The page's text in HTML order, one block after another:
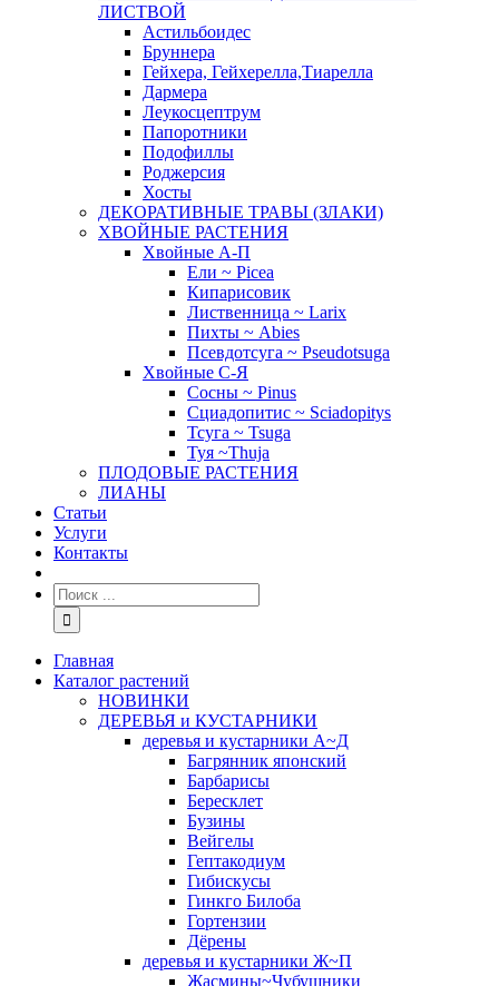
ЛИСТВОЙ
Астильбоидес
Бруннера
Гейхера, Гейхерелла,Тиарелла
Дармера
Леукосцептрум
Папоротники
Подофиллы
Роджерсия
Хосты
ДЕКОРАТИВНЫЕ ТРАВЫ (ЗЛАКИ)
ХВОЙНЫЕ РАСТЕНИЯ
Хвойные А-П
Ели ~ Picea
Кипарисовик
Лиственница ~ Larix
Пихты ~ Abies
Псевдотсуга ~ Pseudotsuga
Хвойные С-Я
Сосны ~ Pinus
Сциадопитис ~ Sciadopitys
Тсуга ~ Tsuga
Туя ~Thuja
ПЛОДОВЫЕ РАСТЕНИЯ
ЛИАНЫ
Статьи
Услуги
Контакты
Главная
Каталог растений
НОВИНКИ
ДЕРЕВЬЯ и КУСТАРНИКИ
деревья и кустарники А~Д
Багрянник японский
Барбарисы
Бересклет
Бузины
Вейгелы
Гептакодиум
Гибискусы
Гинкго Билоба
Гортензии
Дёрены
деревья и кустарники Ж~П
Жасмины~Чубушники